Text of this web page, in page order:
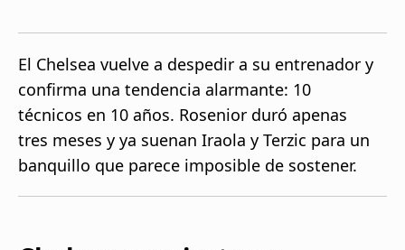
beIN XTRA
Administrar
notificaciones
Programación
El Chelsea vuelve a despedir a su entrenador y
confirma una tendencia alarmante: 10
técnicos en 10 años. Rosenior duró apenas
tres meses y ya suenan Iraola y Terzic para un
banquillo que parece imposible de sostener.